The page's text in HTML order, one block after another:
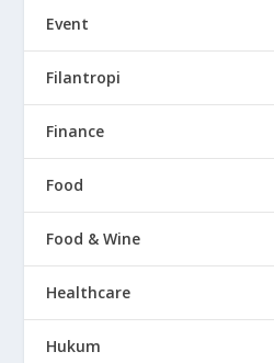
Event
Filantropi
Finance
Food
Food & Wine
Healthcare
Hukum